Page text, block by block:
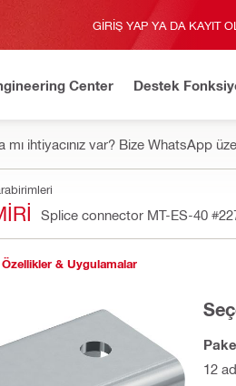
GIRIŞ YAP YA DA KAYIT OL
Center Destek
mı ihtiyacınız var? Bize WhatsApp
Splice connector MT-ES-40
Özellikler & Uygulamalar
12